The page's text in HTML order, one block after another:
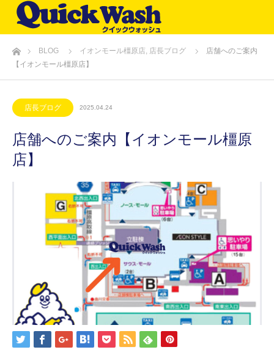
ホームBLOG イオンモール橿原店, 店長ブログ
店舗へのご案内
【イオンモール橿原店】
店長ブログ 2025.04.24
店舗へのご案内【イオンモール橿原
店】